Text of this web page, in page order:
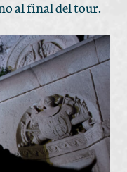
al final del tour.